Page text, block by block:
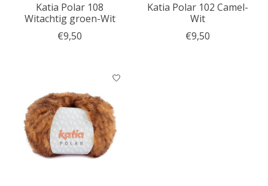
Katia Polar 108
Witachtig groen-Wit
€9,50
Katia Polar 102 Camel-
Wit
€9,50